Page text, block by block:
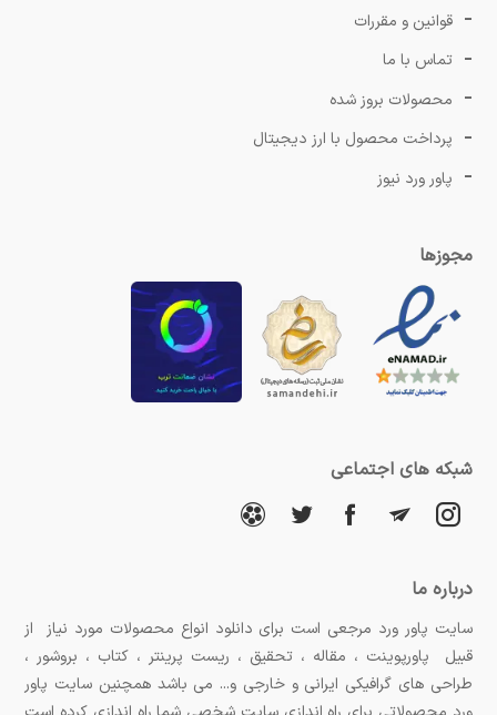
قوانین و مقررات
تماس با ما
محصولات بروز شده
پرداخت محصول با ارز دیجیتال
پاور ورد نیوز
مجوزها
شبکه های اجتماعی
درباره ما
سایت پاور ورد مرجعی است برای دانلود انواع محصولات مورد نیاز از
قبیل پاورپوینت ، مقاله ، تحقیق ، ریست پرینتر ، کتاب ، بروشور ،
طراحی های گرافیکی ایرانی و خارجی و... می باشد همچنین سایت پاور